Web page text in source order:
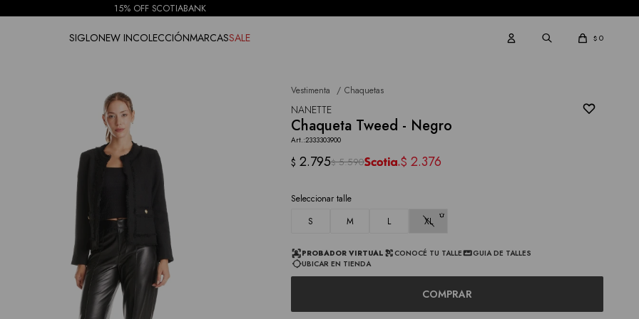
15% OFF SCOTIABANK
SIGLONEW INCOLECCIÓNMARCASSALE $ 0
Vestimenta Chaquetas
NANETTE
Chaqueta Tweed - Negro
2333303900
$ 2.795$ 5.590 $ 2.376
Seleccionar talle
S
M L XL
PROBADOR VIRTUAL CONOCÉ TU TALLE
GUIA DE TALLES
UBICAR EN TIENDA
COMPRAR
NOTIFICARME